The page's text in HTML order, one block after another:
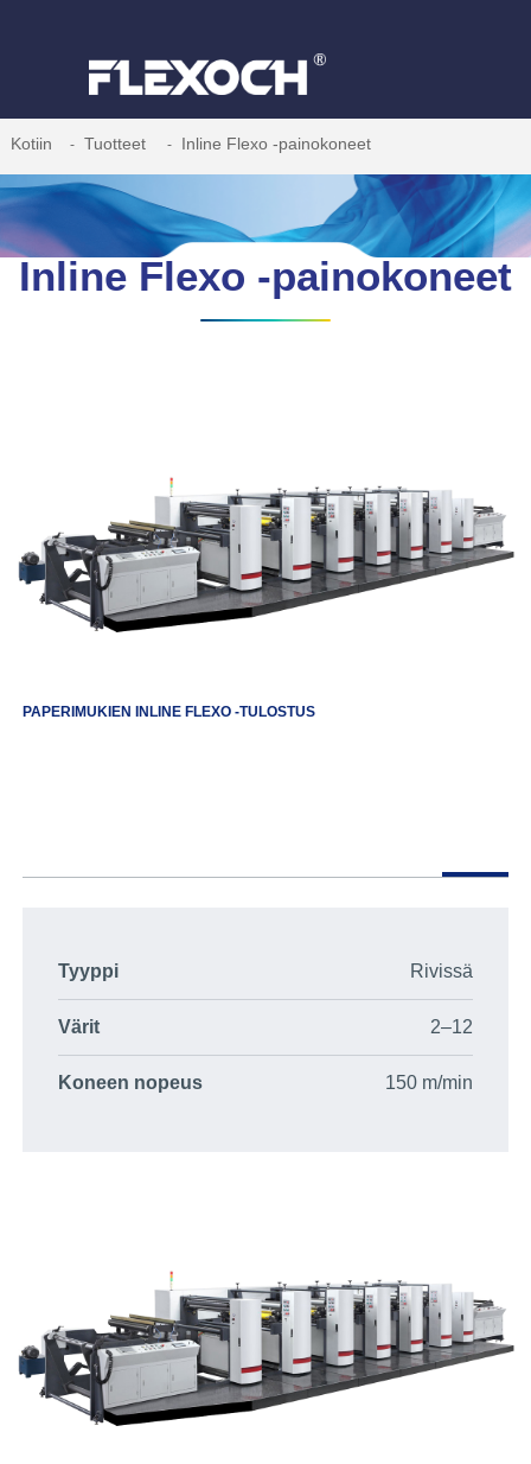
Kotiin Tuotteet Inline Flexo -painokoneet
Inline Flexo -painokoneet
PAPERIMUKIEN INLINE FLEXO -TULOSTUS
Tyyppi Rivissä
Värit 2–12
Koneen nopeus 150 m/min